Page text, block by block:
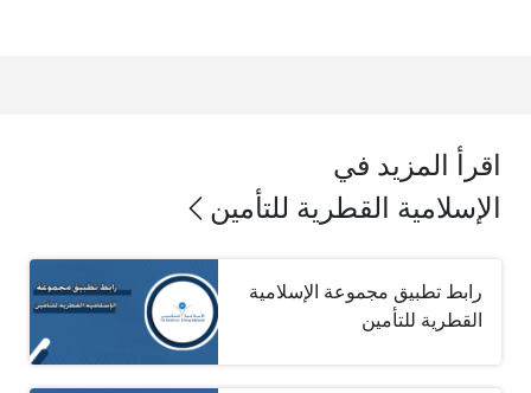
اقرأ المزيد في
الإسلامية القطرية للتأمين
رابط تطبيق مجموعة الإسلامية
القطرية للتأمين